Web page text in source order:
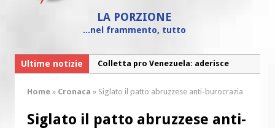
LA PORZIONE
...nel frammento, tutto
Ultime notizie
Colletta pro Venezuela: aderisce
Fine vita: la Chiesa Cattolica inglese si
mobilita contro il suicidio assistito
Home » Cronaca » Siglato il patto abruzzese anti-burocrazia
Siglato il patto abruzzese anti-